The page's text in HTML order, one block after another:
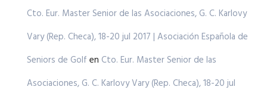
Cto. Eur. Master Senior de las Asociaciones, G. C. Karlovy
Vary (Rep. Checa), 18-20 jul 2017 | Asociación Española de
Seniors de Golf en Cto. Eur. Master Senior de las
Asociaciones, G. C. Karlovy Vary (Rep. Checa), 18-20 jul